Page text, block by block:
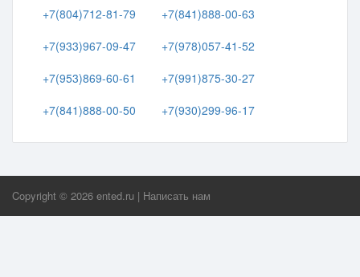
+7(804)712-81-79
+7(841)888-00-63
+7(933)967-09-47
+7(978)057-41-52
+7(953)869-60-61
+7(991)875-30-27
+7(841)888-00-50
+7(930)299-96-17
Copyright © 2026 ented.ru | Написать нам